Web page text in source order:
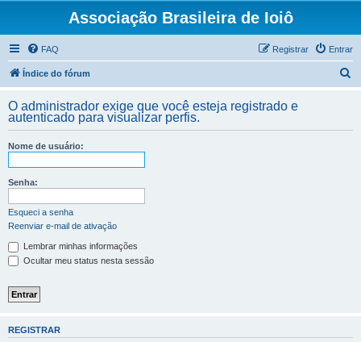
Associação Brasileira de Ioiô
FAQ Entrar
Registrar
Índice do fórum
q
O administrador exige que você esteja registrado e
autenticado para visualizar perfis.
Nome de usuário:
Senha:
Esqueci a senha
Reenviar e-mail de ativação
Lembrar minhas informações
Ocultar meu status nesta sessão
REGISTRAR